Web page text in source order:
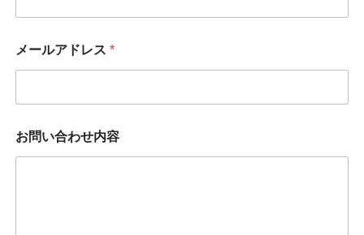
メールアドレス *
お問い合わせ内容